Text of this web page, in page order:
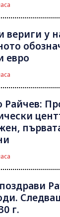
вериги у
евро
Райчев:
поздрави
г.